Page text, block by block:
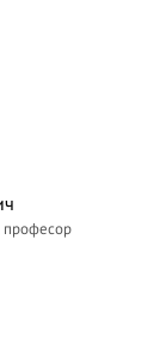
професор